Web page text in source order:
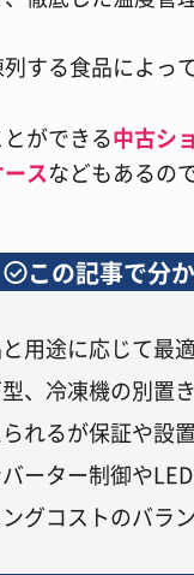
する食品によっ
ができる中古シ
スなどもあるの
この記事で分
用途に応じて最
、冷凍機の別置
れるが保証や設
ーター制御や
グコストのバラ